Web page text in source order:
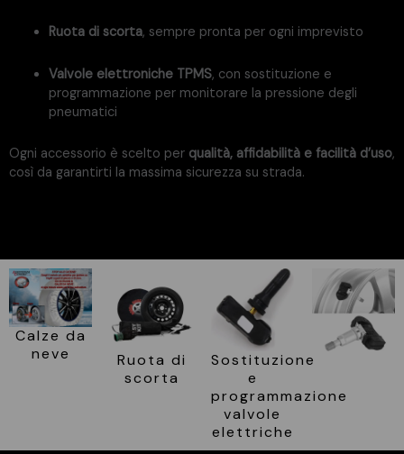
Ruota di scorta, sempre pronta per ogni imprevisto
Valvole elettroniche TPMS, con sostituzione e
programmazione per monitorare la pressione degli
pneumatici
Ogni accessorio è scelto per qualità, affidabilità e facilità d’uso,
così da garantirti la massima sicurezza su strada.
Calze da
neve
Ruota di
scorta
Sostituzione
e
programmazione
valvole
elettriche